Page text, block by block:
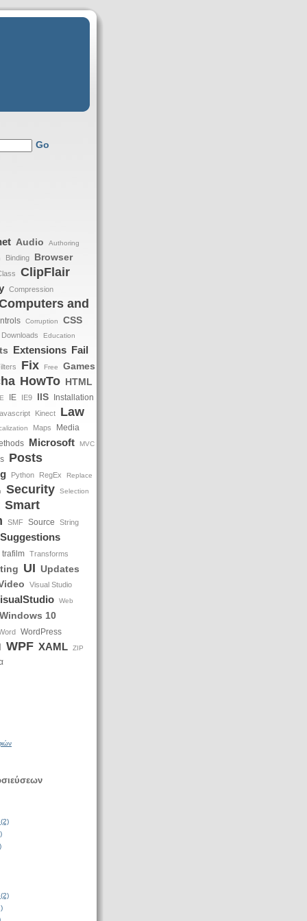
Go
Audio Authoring
Binding Browser
ClipFlair
Compression
and
Corruption CSS
Downloads Education
Extensions Fail
Fix Free Games
HowTo HTML
IE IE9 IIS Installation
Kinect Law
Maps Media
Microsoft MVC
Posts
Python RegEx Replace
Security Selection
Smart
SMF Source String
Suggestions
trafilm Transforms
UI Updates
Visual Studio
Web
Windows 10
WordPress
WPF XAML ZIP